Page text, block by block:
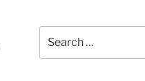
for: